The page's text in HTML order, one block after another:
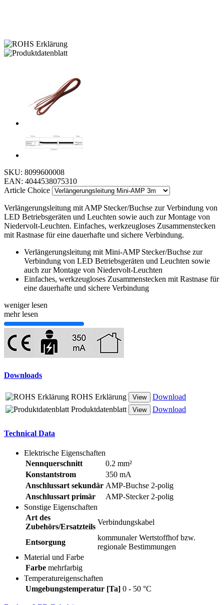
SKU: 8099600008
EAN: 4044538075310
Article Choice
Verlängerungsleitung mit AMP Stecker/Buchse zur Verbindung von
LED Betriebsgeräten und Leuchten sowie auch zur Montage von
Niedervolt-Leuchten. Einfaches, werkzeugloses Zusammenstecken
mit Rastnase für eine dauerhafte und sichere Verbindung.
Verlängerungsleitung mit Mini-AMP Stecker/Buchse zur
Verbindung von LED Betriebsgeräten und Leuchten sowie
auch zur Montage von Niedervolt-Leuchten
Einfaches, werkzeugloses Zusammenstecken mit Rastnase für
eine dauerhafte und sichere Verbindung
weniger lesen
mehr lesen
Downloads
ROHS Erklärung View
Download
Produktdatenblatt
View Download
Technical Data
Elektrische Eigenschaften
Nennquerschnitt
0.2 mm²
Konstantstrom
350 mA
Anschlussart sekundär AMP-Buchse 2-polig
Anschlussart primär
AMP-Stecker 2-polig
Sonstige Eigenschaften
Art des
Zubehörs/Ersatzteils
Verbindungskabel
Entsorgung
kommunaler Wertstoffhof bzw.
regionale Bestimmungen
Material und Farbe
Farbe mehrfarbig
Temperatureigenschaften
Umgebungstemperatur [Ta] 0 - 50 °C